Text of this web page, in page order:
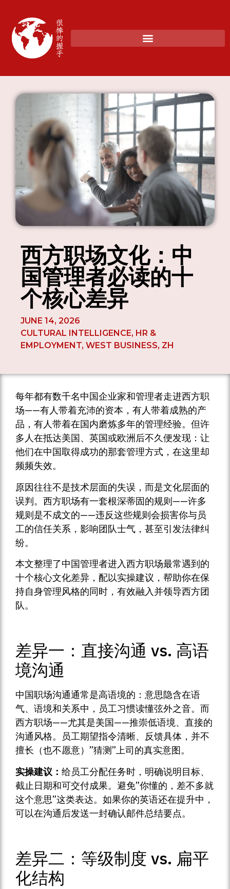
西方职场文化：中
国管理者必读的十
个核心差异
JUNE 14, 2026
CULTURAL INTELLIGENCE, HR &
EMPLOYMENT, WEST BUSINESS, ZH
每年都有数千名中国企业家和管理者走进西方职
场——有人带着充沛的资本，有人带着成熟的产
品，有人带着在国内磨炼多年的管理经验。但许
多人在抵达美国、英国或欧洲后不久便发现：让
他们在中国取得成功的那套管理方式，在这里却
频频失效。
原因往往不是技术层面的失误，而是文化层面的
误判。西方职场有一套根深蒂固的规则——许多
规则是不成文的——违反这些规则会损害你与员
工的信任关系，影响团队士气，甚至引发法律纠
纷。
本文整理了中国管理者进入西方职场最常遇到的
十个核心文化差异，配以实操建议，帮助你在保
持自身管理风格的同时，有效融入并领导西方团
队。
差异一：直接沟通 vs. 高语
境沟通
中国职场沟通通常是高语境的：意思隐含在语
气、语境和关系中，员工习惯读懂弦外之音。而
西方职场——尤其是美国——推崇低语境、直接的
沟通风格。员工期望指令清晰、反馈具体，并不
擅长（也不愿意）”猜测”上司的真实意图。
实操建议： 给员工分配任务时，明确说明目标、
截止日期和可交付成果。避免”你懂的，差不多就
这个意思”这类表达。如果你的英语还在提升中，
可以在沟通后发送一封确认邮件总结要点。
差异二：等级制度 vs. 扁平
化结构